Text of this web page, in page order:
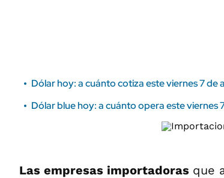
Dólar hoy: a cuánto cotiza este viernes 7 de
Dólar blue hoy: a cuánto opera este viernes
Las empresas importadoras que